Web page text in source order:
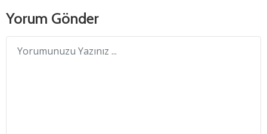
Yorum Gönder